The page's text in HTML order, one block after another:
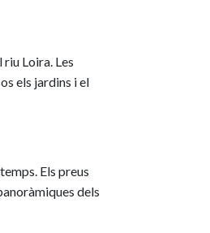
Loira. Les
els jardins i el
Els preus
dels